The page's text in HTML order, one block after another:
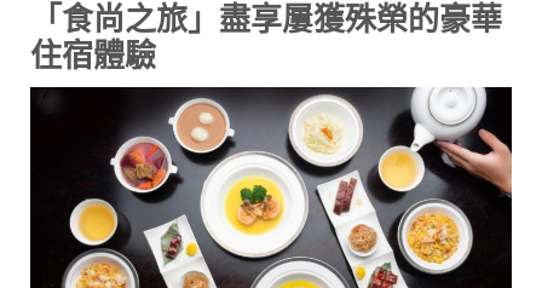
「食尚之旅」盡享屢獲殊榮的豪華
住宿體驗